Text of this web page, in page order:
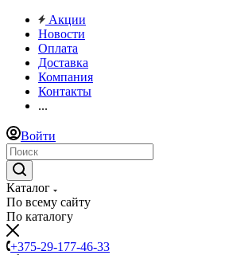
Акции
Новости
Оплата
Доставка
Компания
Контакты
...
Войти
Каталог
По всему сайту
По каталогу
+375-29-177-46-33